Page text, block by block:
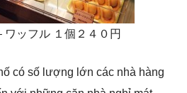
ワッフル １個２４０円
có số lượng lớn các nhà hàng